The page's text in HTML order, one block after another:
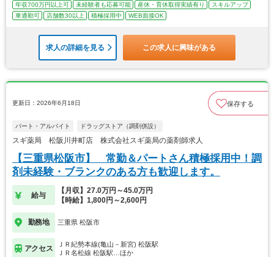
年収700万円以上可 未経験者も応募可能 産休・育休取得実績有り
スキルアップ
車通勤可
店舗数30以上 積極採用中 WEB面接OK
求人の詳細を見る この求人に興味がある
更新日：2026年6月18日 保存する
パート・アルバイト ドラッグストア（調剤併設）
スギ薬局 松阪川井町店 株式会社スギ薬局の薬剤師求人
【三重県松阪市】 常勤＆パートさん積極採用中！調
剤未経験・ブランクのある方も歓迎します。
給与
【月収】27.0万円～45.0万円
【時給】1,800円～2,600円
勤務地 三重県 松阪市
アクセス
ＪＲ紀勢本線(亀山－新宮) 松阪駅
ＪＲ名松線 松阪駅…ほか